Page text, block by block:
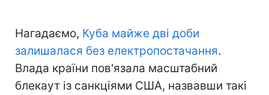
Нагадаємо, Куба майже дві доби
залишалася без електропостачання.
Влада країни пов'язала масштабний
блекаут із санкціями США, назвавши такі